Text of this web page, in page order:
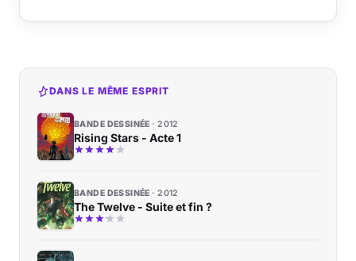
DANS LE MÊME ESPRIT
BANDE DESSINÉE 2012
Rising Stars - Acte 1
BANDE DESSINÉE 2012
The Twelve - Suite et fin ?